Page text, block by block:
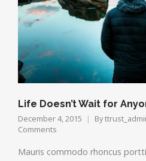
Life Doesn’t Wait for
December 4, 2015 By
Comments
Mauris commodo rhoncus